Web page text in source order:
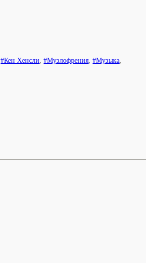
,#Кен Хенсли ,#Музлофрения ,#Музыка